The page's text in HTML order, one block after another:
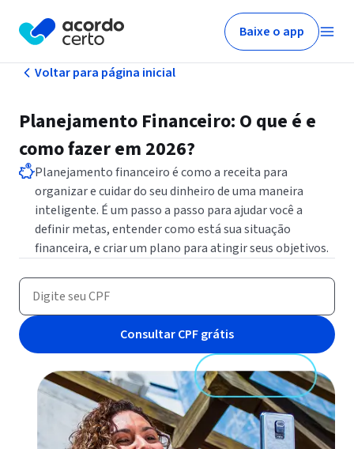
Baixe o app
Voltar para página inicial
Planejamento Financeiro: O que é e
como fazer em 2026?
Planejamento financeiro é como a receita para
organizar e cuidar do seu dinheiro de uma maneira
inteligente. É um passo a passo para ajudar você a
definir metas, entender como está sua situação
financeira, e criar um plano para atingir seus objetivos.
Consultar CPF grátis